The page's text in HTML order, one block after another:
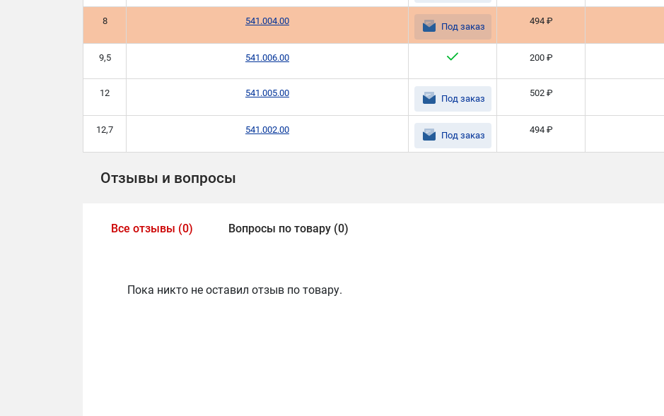
9,5 541.006.00 200 ₽
12,7 541.002.00
Под заказ
494 ₽
8 541.004.00
Под заказ
494 ₽
12 541.005.00
Под заказ
502 ₽
Отзывы и вопросы
Все отзывы (0) Вопросы по товару (0)
Пока никто не оставил отзыв по товару.